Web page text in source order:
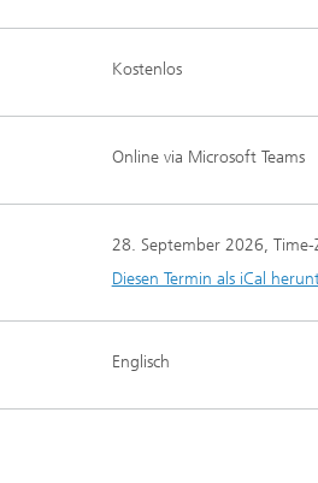
Kostenlos
Online via Microsoft Teams
28. September 2026, Time-
Diesen Termin als iCal
Englisch